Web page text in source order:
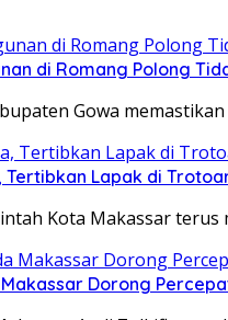
di Romang Polong
Gowa
Lapak di
Kota Makassar
Dorong